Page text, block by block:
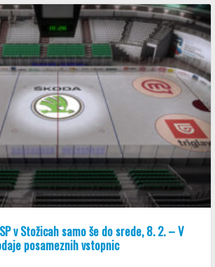
v Stožicah samo še do srede, 8. 2. – V
posameznih vstopnic